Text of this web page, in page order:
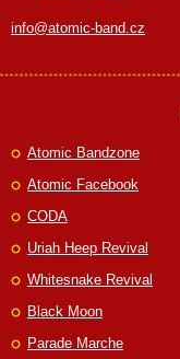
info@atomic-band.cz
Atomic Bandzone
Atomic Facebook
CODA
Uriah Heep Revival
Whitesnake Revival
Black Moon
Parade Marche